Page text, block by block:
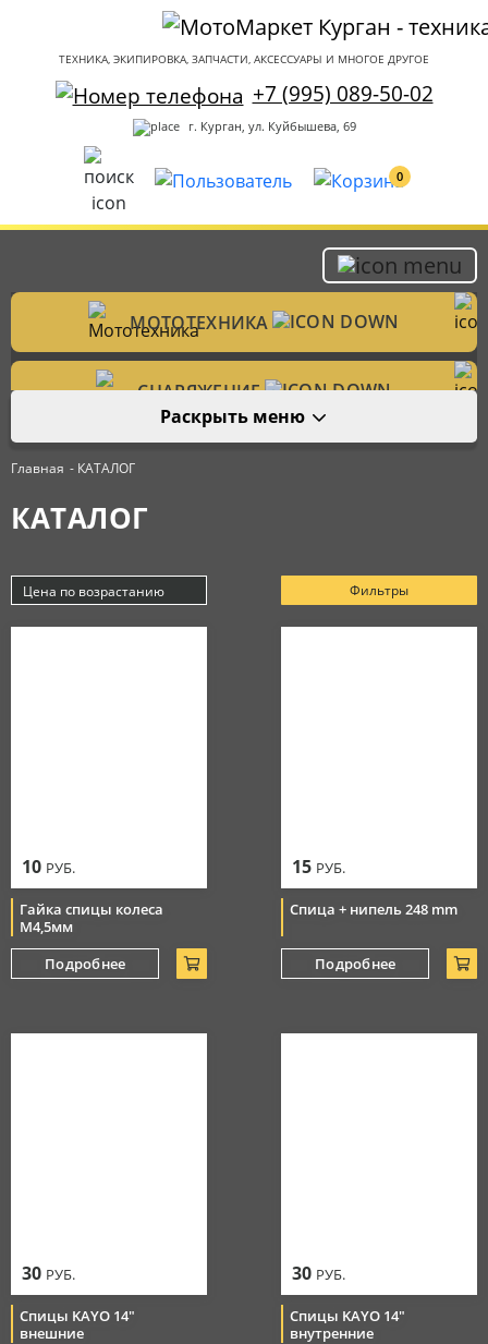
ТЕХНИКА, ЭКИПИРОВКА, ЗАПЧАСТИ, АКСЕССУАРЫ И МНОГОЕ ДРУГОЕ
+7 (995) 089-50-02
г. Курган, ул. Куйбышева, 69
0
МОТОТЕХНИКА
Мотоциклы
Велотехника
СНАРЯЖЕНИЕ
Мотошлемы
Очки
Защитная амуниция
Джерси
Аксессуары
Тормозная система
Моторные масла
Смазки
Раскрыть меню
Главная - КАТАЛОГ
Цена по возрастанию
Новинки
Популярные
КАТАЛОГ
Фильтры
10 РУБ.
Гайка спицы колеса
М4,5мм
Подробнее
15 РУБ.
Спица + нипель 248 mm
Подробнее
30 РУБ.
Спицы KAYO 14"
внешние
30 РУБ.
Спицы KAYO 14"
внутренние